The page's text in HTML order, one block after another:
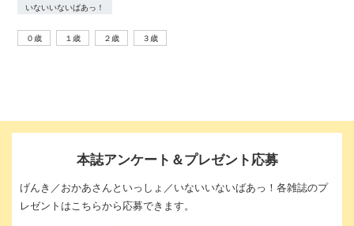
いないいないばあっ！
０歳 １歳 ２歳 ３歳
本誌アンケート＆プレゼント応募
げんき／おかあさんといっしょ／いないいないばあっ！各雑誌のプ
レゼントはこちらから応募できます。